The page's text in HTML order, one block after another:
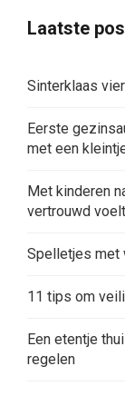
Laatste
Sinterklaas
Eerste
met een
Met kinderen
vertrouwd voelt
Spelletjes met
11 tips om
Een etentje
regelen